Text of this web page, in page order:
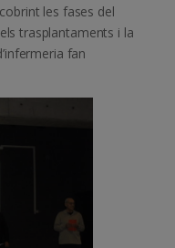
les fases del
trasplantaments i la
fan